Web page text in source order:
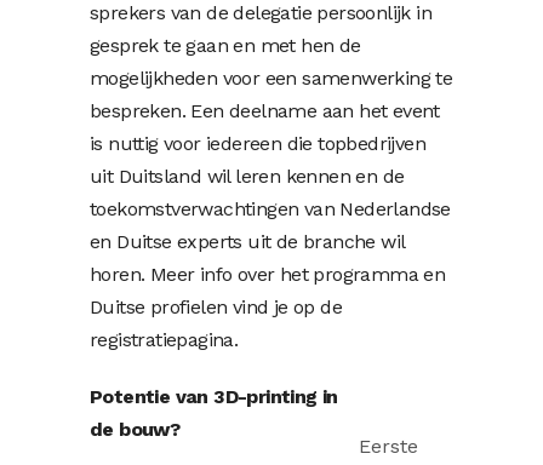
sprekers van de delegatie persoonlijk in
gesprek te gaan en met hen de
mogelijkheden voor een samenwerking te
bespreken. Een deelname aan het event
is nuttig voor iedereen die topbedrijven
uit Duitsland wil leren kennen en de
toekomstverwachtingen van Nederlandse
en Duitse experts uit de branche wil
horen. Meer info over het programma en
Duitse profielen vind je op de
registratiepagina.
Eerste
Potentie van 3D-printing in
de bouw?